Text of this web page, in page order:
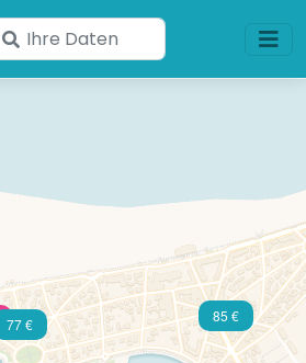
Geben
Sie
77 € 85 €